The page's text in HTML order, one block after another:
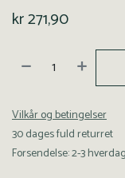
kr271,90
Vilkår og betingelser
30 dages fuld returret
Forsendelse: 2-3